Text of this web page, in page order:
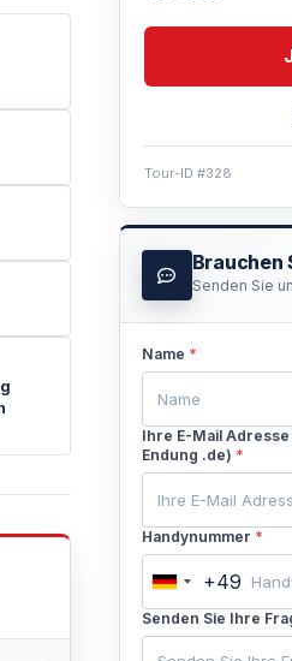
Tour-ID #328
Brauchen
Senden Sie
Name *
Ihre E-Mail
Endung .de) *
Handynummer *
Germany
+49
+49
Senden Sie Ihre